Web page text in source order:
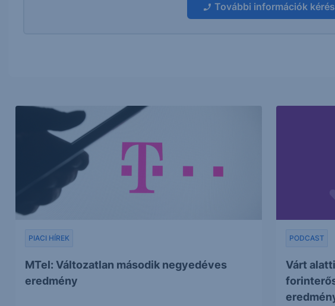
További információk
MTel: Változatlan második negyedéves
eredmény
PIACI HÍREK
Várt
PODCAST